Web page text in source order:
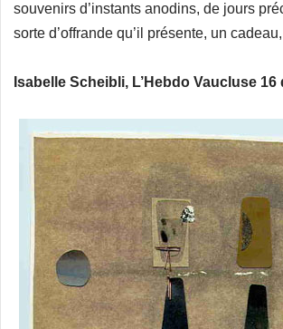
souvenirs d’instants anodins, de jours
sorte d’offrande qu’il présente, un
Isabelle Scheibli, L’Hebdo Vaucluse 16